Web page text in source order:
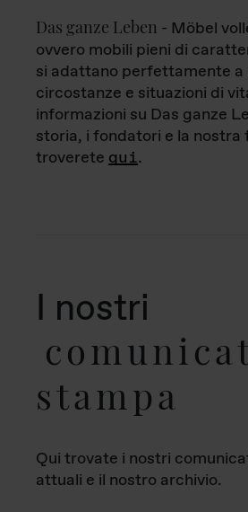
Das ganze Leben - Möbel
ovvero mobili pieni di
si adattano perfettamente a
circostanze e situazioni di
informazioni su Das ganze
storia, i fondatori e la nostra
troverete qui.
I nostri
stampa
Qui trovate i nostri
attuali e il nostro archivio.